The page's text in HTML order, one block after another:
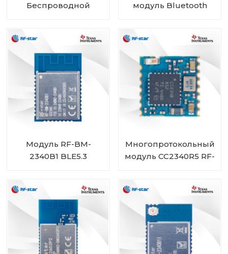
Беспроводной
энергопотреблением
RF-BM-2340QB1
модуль Bluetooth
класса для
транспортных
средств
Модуль RF-BM-
2340B1 BLE5.3
Многопротокольный
модуль CC2340R5 RF-